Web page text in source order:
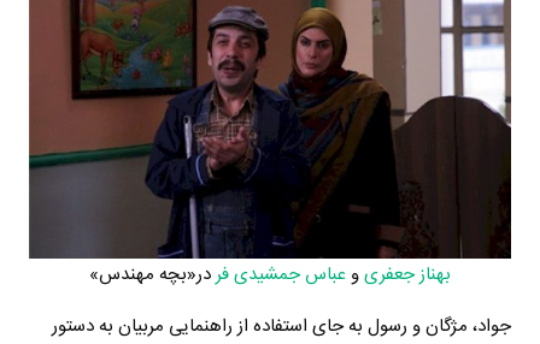
بهناز جعفریوعباس جمشیدی فردر«بچه مهندس»
جواد، مژگان و رسول به جای استفاده از راهنمایی مربیان به دستور